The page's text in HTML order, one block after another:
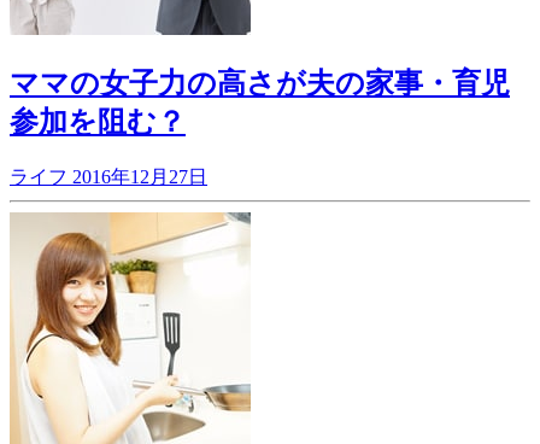
ママの女子力の高さが夫の家事・育児
参加を阻む？
ライフ 2016年12月27日